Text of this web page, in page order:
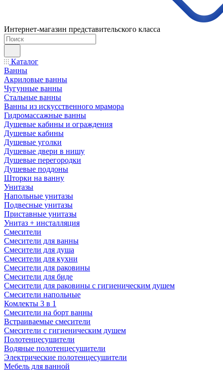
Интернет-магазин представительского класса
Каталог
Ванны
Акриловые ванны
Чугунные ванны
Стальные ванны
Ванны из искусственного мрамора
Гидромассажные ванны
Душевые кабины и ограждения
Душевые кабины
Душевые уголки
Душевые двери в нишу
Душевые перегородки
Душевые поддоны
Шторки на ванну
Унитазы
Напольные унитазы
Подвесные унитазы
Приставные унитазы
Унитаз + инсталляция
Смесители
Смесители для ванны
Смесители для душа
Смесители для кухни
Смесители для раковины
Смесители для биде
Смесители для раковины с гигиеническим душем
Смесители напольные
Комлекты 3 в 1
Смесители на борт ванны
Встраиваемые смесители
Смесители с гигиеническим душем
Полотенцесушители
Водяные полотенцесушители
Электрические полотенцесушители
Мебель для ванной